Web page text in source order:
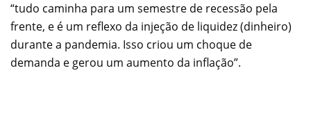
“tudo caminha para um semestre de recessão pela
frente, e é um reflexo da injeção de liquidez (dinheiro)
durante a pandemia. Isso criou um choque de
demanda e gerou um aumento da inflação”.